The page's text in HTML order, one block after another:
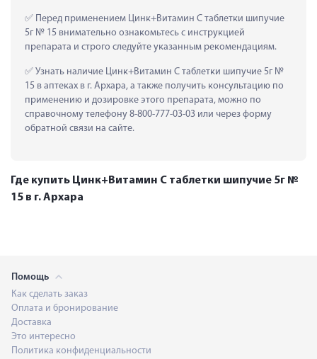
Перед применением Цинк+Витамин С таблетки шипучие
5г № 15 внимательно ознакомьтесь с инструкцией
препарата и строго следуйте указанным рекомендациям.
Узнать наличие Цинк+Витамин С таблетки шипучие 5г №
15 в аптеках в г. Архара, а также получить консультацию по
применению и дозировке этого препарата, можно по
справочному телефону 8-800-777-03-03 или через форму
обратной связи на сайте.
Где купить Цинк+Витамин С таблетки шипучие 5г №
15 в г. Архара
Помощь
Как сделать заказ
Оплата и бронирование
Доставка
Это интересно
Политика конфиденциальности